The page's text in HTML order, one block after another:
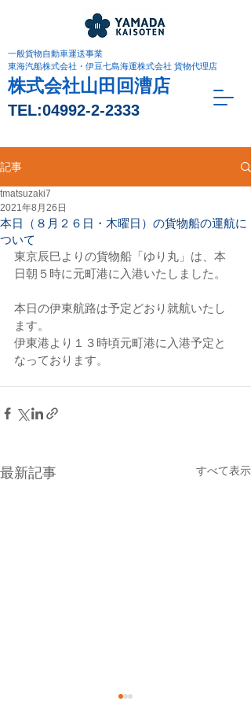
株式会社山田回漕店
TEL:04992-2-2333
一般貨物自動車運送事業
東海汽船株式会社・伊豆七島海運株式会社 貨物代理店
記事
本日（８月２６日・木曜日）の貨物船の運航に
ついて
tmatsuzaki7
2021年8月26日
東京辰巳よりの貨物船「ゆり丸」は、本
日朝５時に元町港に入港いたしました。
本日の伊東航路は予定どおり就航いたし
ます。
伊東港より１３時頃元町港に入港予定と
なっております。
最新記事 すべて表示